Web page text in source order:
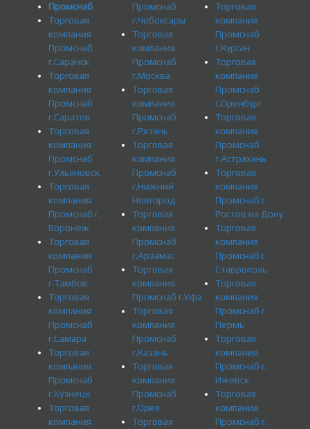
Промснаб
Торговая
компания
Промснаб
г.Саранск
Торговая
компания
Промснаб
г.Саратов
Торговая
компания
Промснаб
г.Ульяновск
Торговая
компания
Промснаб г.
Воронеж
Торговая
компания
Промснаб
г.Тамбов
Торговая
компания
Промснаб
г.Самара
Торговая
компания
Промснаб
г.Кузнецк
Торговая
компания
Промснаб
г.Чебоксары
Торговая
компания
Промснаб
г.Москва
Торговая
компания
Промснаб
г.Рязань
Торговая
компания
Промснаб
г.Нижний
Новгород
Торговая
компания
Промснаб
г.Арзамас
Торговая
компания
Промснаб г.Уфа
Торговая
компания
Промснаб
г.Казань
Торговая
компания
Промснаб
г.Орел
Торговая
Торговая
компания
Промснаб
г.Курган
Торговая
компания
Промснаб
г.Оренбург
Торговая
компания
Промснаб
г.Астрахань
Торговая
компания
Промснаб г.
Ростов на Дону
Торговая
компания
Промснаб г.
Ставрополь
Торговая
компания
Промснаб г.
Пермь
Торговая
компания
Промснаб г.
Ижевск
Торговая
компания
Промснаб г.